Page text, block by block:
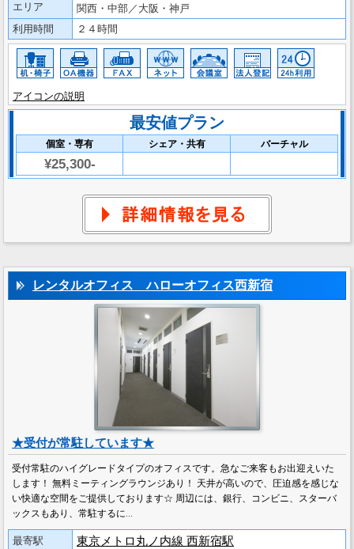
エリア
関西・中部／大阪・神戸
利用時間
２４時間
アイコンの説明
最安値プラン
個室・専有 シェア・共有 バーチャル
¥25,300-
レンタルオフィス ハローオフィス西新宿
★受付が常駐しています★
受付常駐のハイグレードタイプのオフィスです。急なご来客もお出迎えいた
します！ 無料ミーティングラウンジあり！ 天井が高いので、圧迫感を感じな
い快適な空間をご提供しております☆ 周辺には、銀行、コンビニ、スターバ
ックスもあり、常駐するに…
最寄駅
東京メトロ丸ノ内線 西新宿駅